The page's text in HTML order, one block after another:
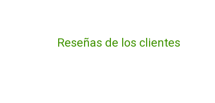
Reseñas de los clientes